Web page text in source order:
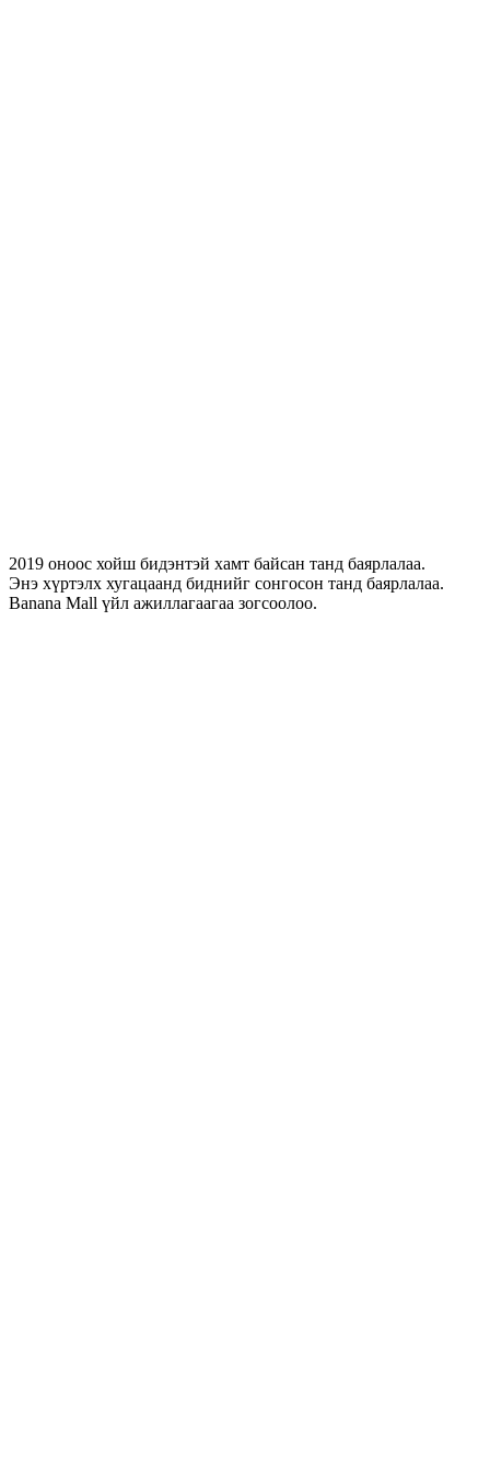
2019 оноос хойш бидэнтэй хамт байсан танд баярлалаа.
Энэ хүртэлх хугацаанд биднийг сонгосон танд баярлалаа.
Banana Mall үйл ажиллагаагаа зогсоолоо.